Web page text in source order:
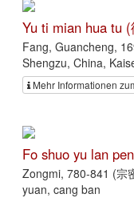
Yu ti mian hua tu
Fang, Guancheng,
Shengzu, China,
Mehr Informationen
Fo shuo yu lan
Zongmi, 780-841 (宗
yuan, cang ban